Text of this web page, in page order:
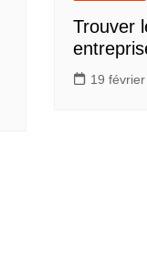
Trouver
19